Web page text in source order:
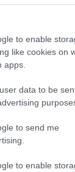
to enable
like cookies on
apps.
data to be
to send me
to enable